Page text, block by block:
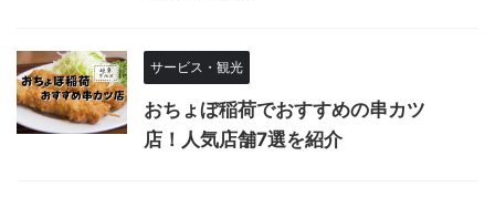
サービス・観光
おちょぼ稲荷でおすすめの串カツ
店！人気店舗7選を紹介